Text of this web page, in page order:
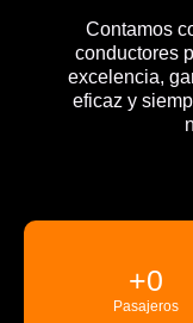
Contamos
conductores
excelencia,
eficaz y
Pasajeros
+0